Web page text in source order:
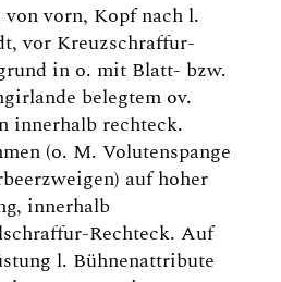
von vorn, Kopf nach l.
vor Kreuzschraffur-
in o. mit Blatt- bzw.
belegtem ov.
innerhalb rechteck.
(o. M. Volutenspange
auf hoher
innerhalb
Rechteck. Auf
l. Bühnenattribute